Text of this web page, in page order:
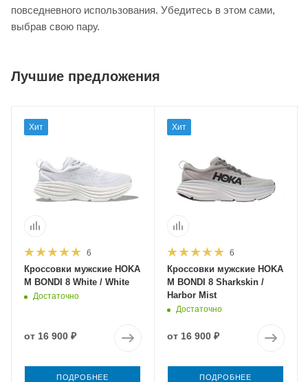
повседневного использования. Убедитесь в этом сами,
выбрав свою пару.
Лучшие предложения
Хит
6
Кроссовки мужские HOKA
M BONDI 8 White / White
Достаточно
от 16 900 ₽
ПОДРОБНЕЕ
Хит
6
Кроссовки мужские HOKA
M BONDI 8 Sharkskin /
Harbor Mist
Достаточно
от 16 900 ₽
ПОДРОБНЕЕ